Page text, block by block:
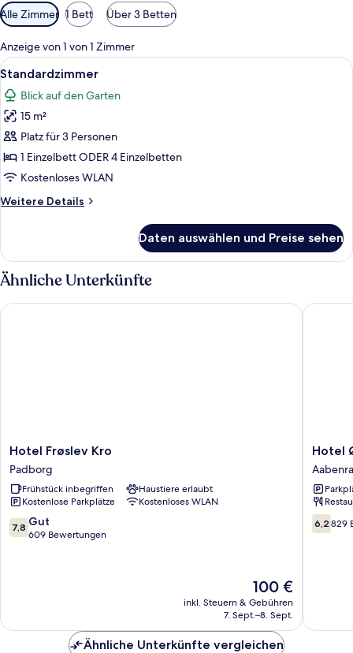
Verfügbare
Filter
für
Zimmer
Alle Zimmer 1 Bett Über 3 Betten
Anzeige von 1 von 1 Zimmer
Alle
Fotos
für
Standardzimmer
anzeigen
Ein Schlafzimmer mit Bett,
9
Standardzimmer
Blick auf den Garten
15 m²
Platz für 3 Personen
1 Einzelbett ODER 4 Einzelbetten
Kostenloses WLAN
Weitere Details
Weitere
Daten auswählen und Preise sehen
Ähnliche Unterkünfte
Hotel
Frøslev
Kro
Padborg
Hotel Frøslev Kro
Padborg
Frühstück inbegriffen
Haustiere erlaubt
Kostenlose Parkplätze
Kostenloses WLAN
7.8
von
7,8 Gut
609 Bewertungen
Der
Preis
beträgt
100 €
inkl. Steuern & Gebühren
7. Sept.–8. Sept.
Hotel Frøslev Kro
Hotel
Østersø
Hotel
6.2
von
6,2 829
Hotel
Ähnliche Unterkünfte vergleichen